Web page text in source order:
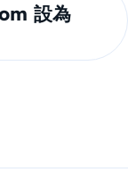
設為